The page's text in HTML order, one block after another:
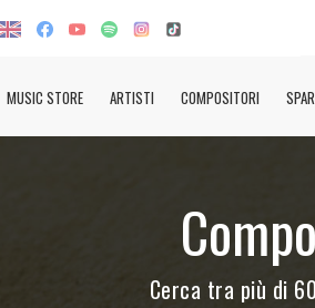
MUSIC STORE ARTISTI COMPOSITORI
Cerca tra più di